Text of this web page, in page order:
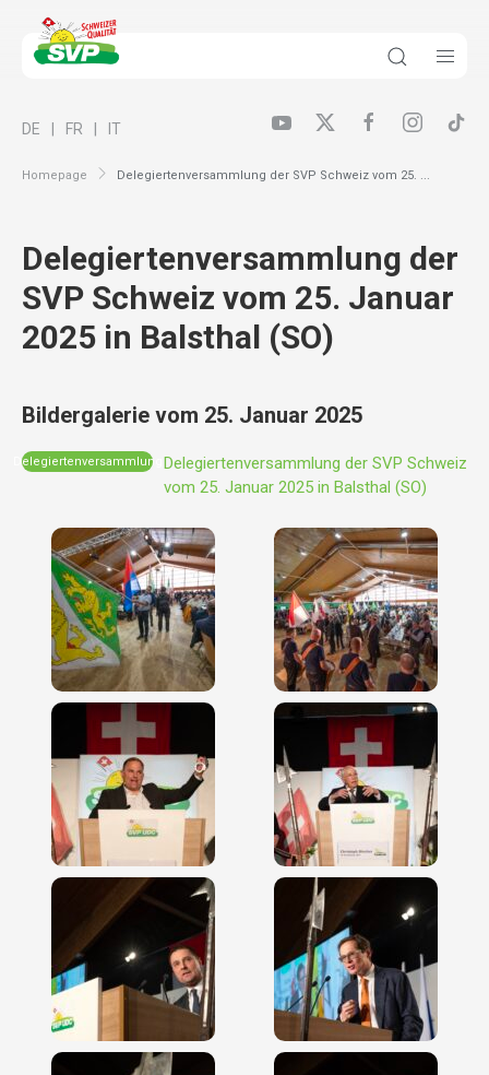
Homepage Delegiertenversammlung der SVP Schweiz vom 25. ...
DE FR IT
Delegiertenversammlung der
SVP Schweiz vom 25. Januar
2025 in Balsthal (SO)
Bildergalerie vom 25. Januar 2025
Delegiertenversammlung
Delegiertenversammlung der SVP Schweiz
vom 25. Januar 2025 in Balsthal (SO)